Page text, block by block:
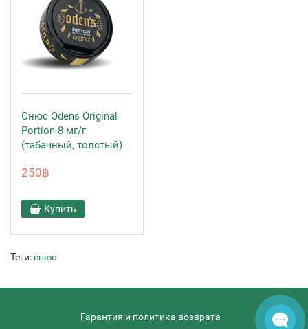
Снюс Odens Original
Portion 8 мг/г
(табачный, толстый)
250฿
Купить
Теги:снюс
Гарантия и политика возврата